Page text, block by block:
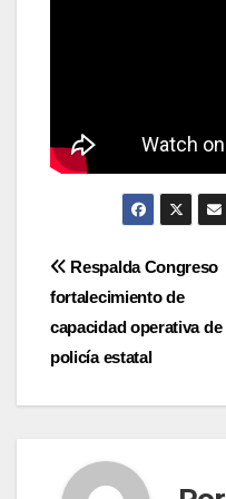
de
entradas
Respalda Congreso
fortalecimiento de
capacidad operativa de
policía estatal